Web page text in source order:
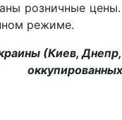
розничные
режиме.
(Киев,